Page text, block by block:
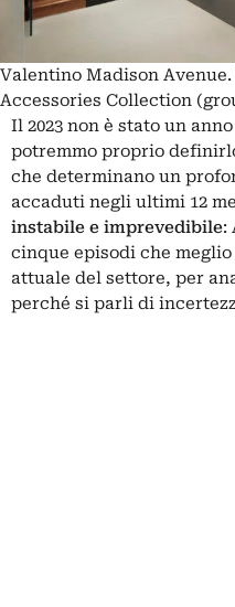
Valentino Madison
Accessories Collection
Il 2023 non è stato un
potremmo proprio
che determinano un
accaduti negli ultimi 12
instabile e imprevedibile:
cinque episodi che
attuale del settore, per
perché si parli di